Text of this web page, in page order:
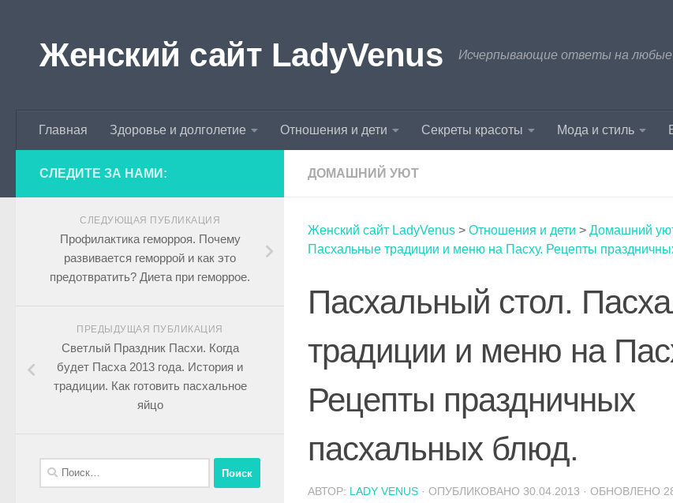
Женский сайт LadyVenus Исчерпывающие ответы на любые
Главная Здоровье и долголетие Отношения и дети Секреты красоты Мода и стиль
ДОМАШНИЙ УЮТ
Женский сайт LadyVenus > Отношения и дети > Домашний
Пасхальные традиции и меню на Пасху. Рецепты
Пасхальный стол.
традиции и меню на
Рецепты праздничных
пасхальных блюд.
АВТОР: LADY VENUS · ОПУБЛИКОВАНО 30.04.2013 · ОБНОВЛЕНО
СЛЕДИТЕ ЗА НАМИ:
СЛЕДУЮЩАЯ ПУБЛИКАЦИЯ
Профилактика геморроя. Почему
развивается геморрой и как это
предотвратить? Диета при геморрое.
ПРЕДЫДУЩАЯ ПУБЛИКАЦИЯ
Светлый Праздник Пасхи. Когда
будет Пасха 2013 года. История и
традиции. Как готовить пасхальное
яйцо